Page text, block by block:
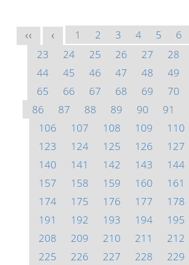
<< < 1 2 3 4 5 6
23
24 25 26 27 28
44
45 46 47 48 49
65
66 67 68 69 70
86
87 88 89 90 91
106
107 108 109 110
123
124 125 126 127
140
141 142 143 144
157
158 159 160 161
174
175 176 177 178
191
192 193 194 195
208
209 210 211 212
225
226 227 228 229